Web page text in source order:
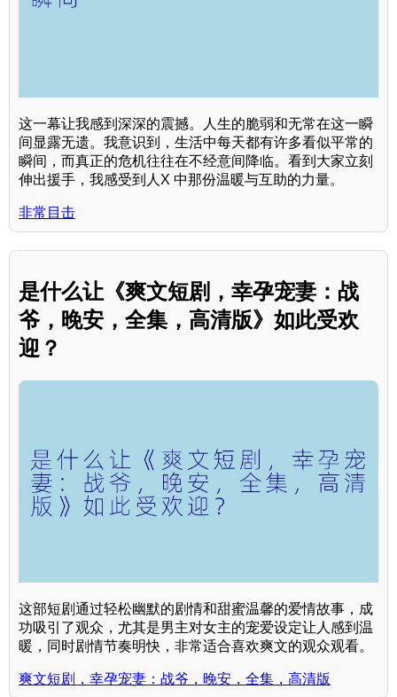
这一幕让我感到深深的震撼。人生的脆弱和无常在这一瞬
间显露无遗。我意识到，生活中每天都有许多看似平常的
瞬间，而真正的危机往往在不经意间降临。看到大家立刻
伸出援手，我感受到人X 中那份温暖与互助的力量。
非常目击
是什么让《爽文短剧，幸孕宠妻：战
爷，晚安，全集，高清版》如此受欢
迎？
这部短剧通过轻松幽默的剧情和甜蜜温馨的爱情故事，成
功吸引了观众，尤其是男主对女主的宠爱设定让人感到温
暖，同时剧情节奏明快，非常适合喜欢爽文的观众观看。
爽文短剧，幸孕宠妻：战爷，晚安，全集，高清版